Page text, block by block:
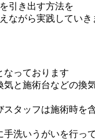
引き出す方法を
ながら実践していき
なっております
気と施術台などの換
スタッフは施術時を
手洗いうがいを行っ